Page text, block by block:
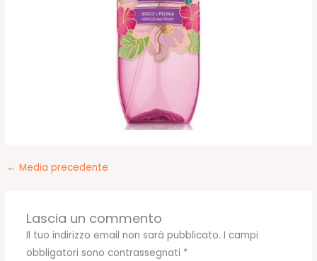
← Media precedente
Lascia un commento
Il tuo indirizzo email non sarà pubblicato. I campi
obbligatori sono contrassegnati *